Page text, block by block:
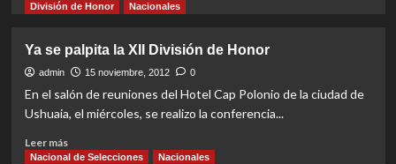
more
María
Elespe:
El
que
dibujaba
en
una
División de Honor Nacionales
Ya se palpita la XII División de Honor
admin 15 noviembre, 2012 0
En el salón de reuniones del Hotel Cap Polonio de la ciudad de
Ushuaia, el miércoles, se realizo la conferencia...
Leer másRead
more
Nacional de Selecciones Nacionales